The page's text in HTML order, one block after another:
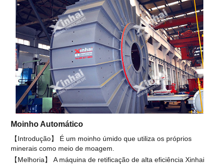
Moinho Automático
【Introdução】 É um moinho úmido que utiliza os próprios
minerais como meio de moagem.
【Melhoria】 A máquina de retificação de alta eficiência Xinhai